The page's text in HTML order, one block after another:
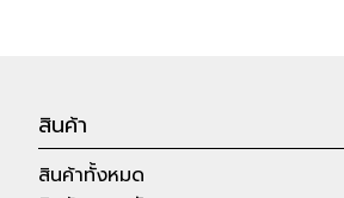
สินค้า
สินค้าทั้งหมด